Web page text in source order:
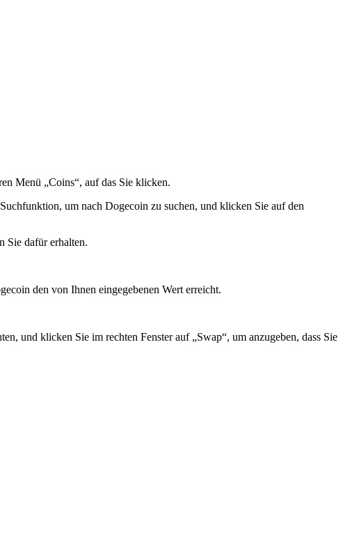
Menü „Coins“, auf das Sie klicken.
um nach Dogecoin zu suchen, und klicken Sie auf den
Sie dafür erhalten.
den von Ihnen eingegebenen Wert erreicht.
und klicken Sie im rechten Fenster auf „Swap“, um anzugeben, dass Sie